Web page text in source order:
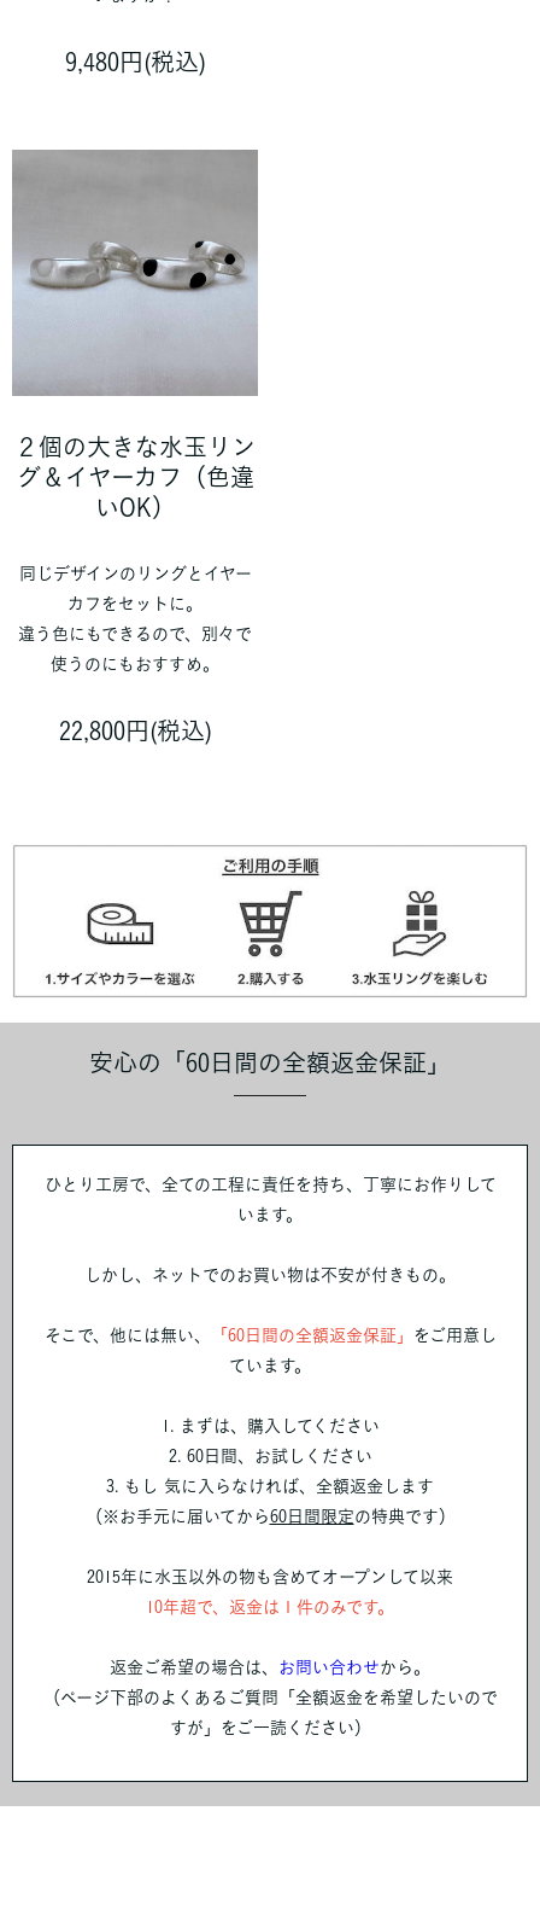
9,480円(税込)
２個の大きな水玉リン
グ＆イヤーカフ（色違
いOK）
同じデザインのリングとイヤー
カフをセットに。
違う色にもできるので、別々で
使うのにもおすすめ。
22,800円(税込)
安心の「60日間の全額返金保証」
ひとり工房で、全ての工程に責任を持ち、丁寧にお作りして
います。
しかし、ネットでのお買い物は不安が付きもの。
そこで、他には無い、 「60日間の全額返金保証」
をご用意し
ています。
1. まずは、購入してください
2. 60日間、お試しください
3. もし 気に入らなければ、全額返金します
（※お手元に届いてから60日間限定の特典です）
2015年に水玉以外の物も含めてオープンして以来
10年超で、返金は１件のみです。
返金ご希望の場合は、 お問い合わせから。
（ページ下部のよくあるご質問「全額返金を希望したいので
すが」をご一読ください）